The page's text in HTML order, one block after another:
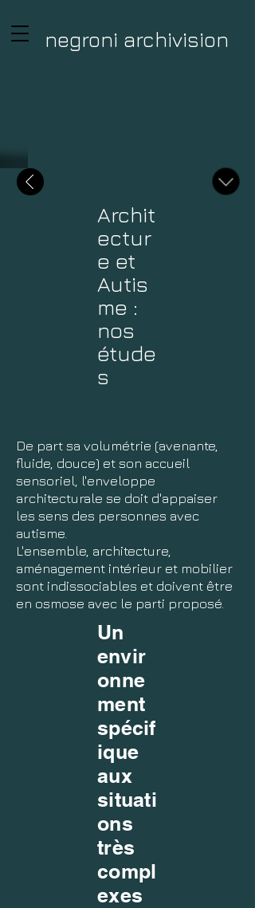
negroni archivision
Archit
ectur
e et
Autis
me :
nos
étude
s
De part sa volumétrie (avenante,
fluide, douce) et son accueil
sensoriel, l'enveloppe
architecturale se doit d'appaiser
les sens des personnes avec
autisme.
L'ensemble, architecture,
aménagement intérieur et mobilier
sont indissociables et doivent être
en osmose avec le parti proposé.
Un
envir
onne
ment
spécif
ique
aux
situati
ons
très
compl
exes